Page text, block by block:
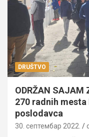
DRUŠTVO
ODRŽAN SAJAM
270 radnih
poslodavca
30. септембар 2022.